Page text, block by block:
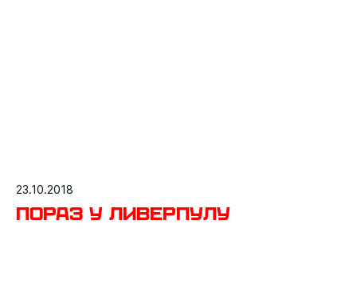
23.10.2018
Пораз у Ливерпулу